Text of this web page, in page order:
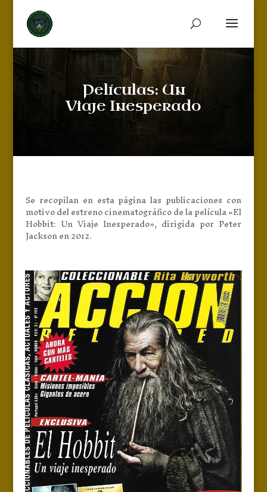
Películas: Un
Viaje Inesperado
Se recopilan en esta página las publicaciones con
motivo del estreno cinematográfico de la película «El
Hobbit: Un Viaje Inesperado», dirigida por Peter
Jackson en 2012.